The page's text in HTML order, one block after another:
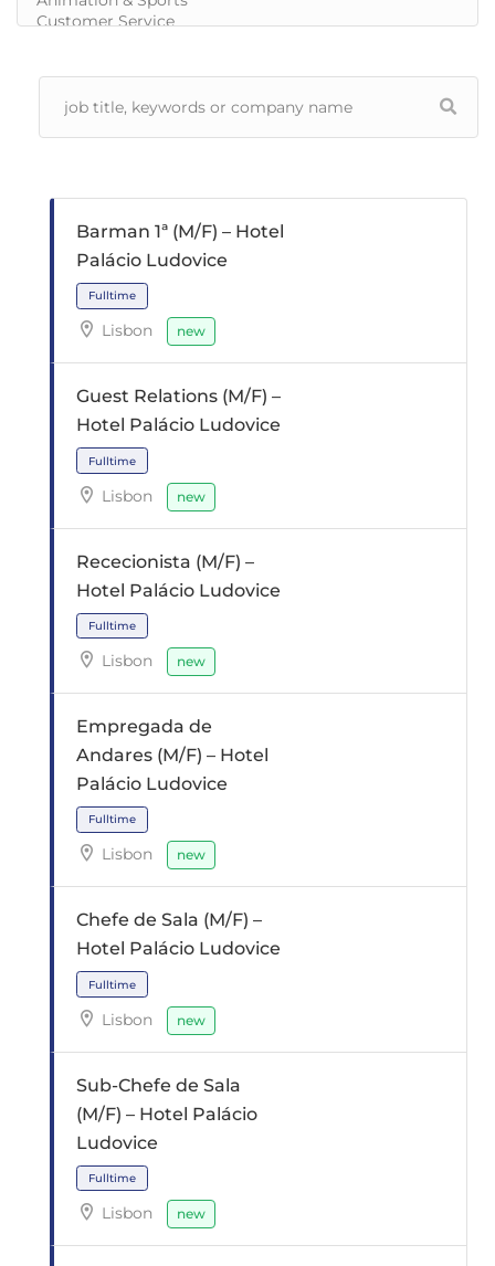
Barman 1ª (M/F) – Hotel
Palácio Ludovice
Fulltime
Lisbon new
Guest Relations (M/F) –
Hotel Palácio Ludovice
Fulltime
Lisbon new
Rececionista (M/F) –
Hotel Palácio Ludovice
Fulltime
Lisbon new
Empregada de
Andares (M/F) – Hotel
Palácio Ludovice
Fulltime
Lisbon new
Chefe de Sala (M/F) –
Hotel Palácio Ludovice
Lisbon new
Sub-Chefe de Sala
(M/F) – Hotel Palácio
Ludovice
Lisbon new